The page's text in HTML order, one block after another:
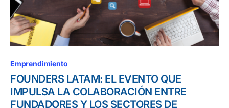
Emprendimiento
FOUNDERS LATAM: EL EVENTO QUE
IMPULSA LA COLABORACIÓN ENTRE
FUNDADORES Y LOS SECTORES DE